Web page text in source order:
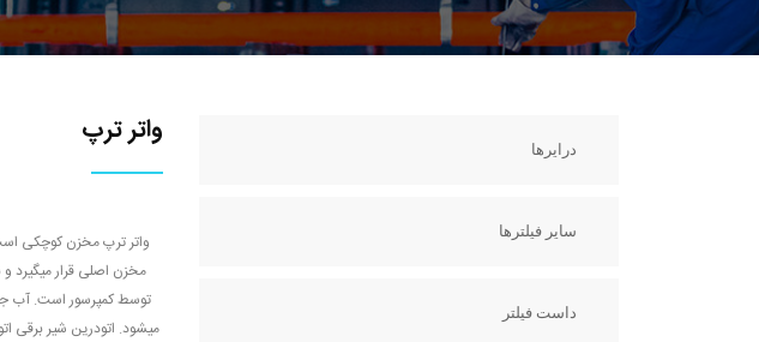
درایرها
سایر فیلترها
داست فیلتر
واتر ترپ
واتر ترپ مخزن کوچکی
مخزن اصلی قرار
توسط کمپرسور است. آب
میشود. اتودرین شیر برقی